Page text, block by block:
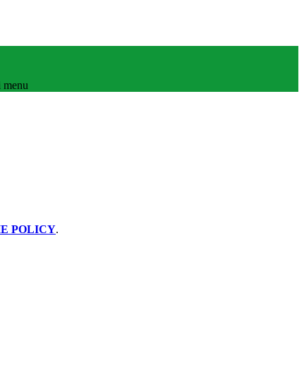
menu
POLICY.